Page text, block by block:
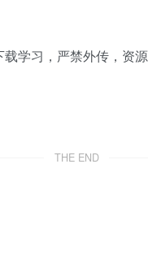
学习，严禁外传，资
THE END